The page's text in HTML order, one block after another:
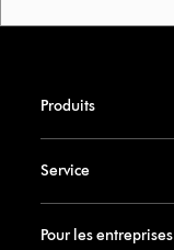
Produits
Service
Pour les entreprises